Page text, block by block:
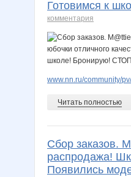
Готовимся к
комментария
www.nn.ru/community/
Читать полностью
Сбор заказов.
распродажа!
Появились